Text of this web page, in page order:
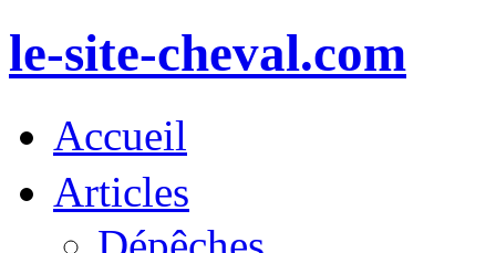
le-site-cheval.com
Accueil
Articles